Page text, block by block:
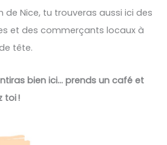
de Nice, tu trouveras aussi ici des
et des commerçants locaux à
tête.
bien ici… prends un café et
toi !